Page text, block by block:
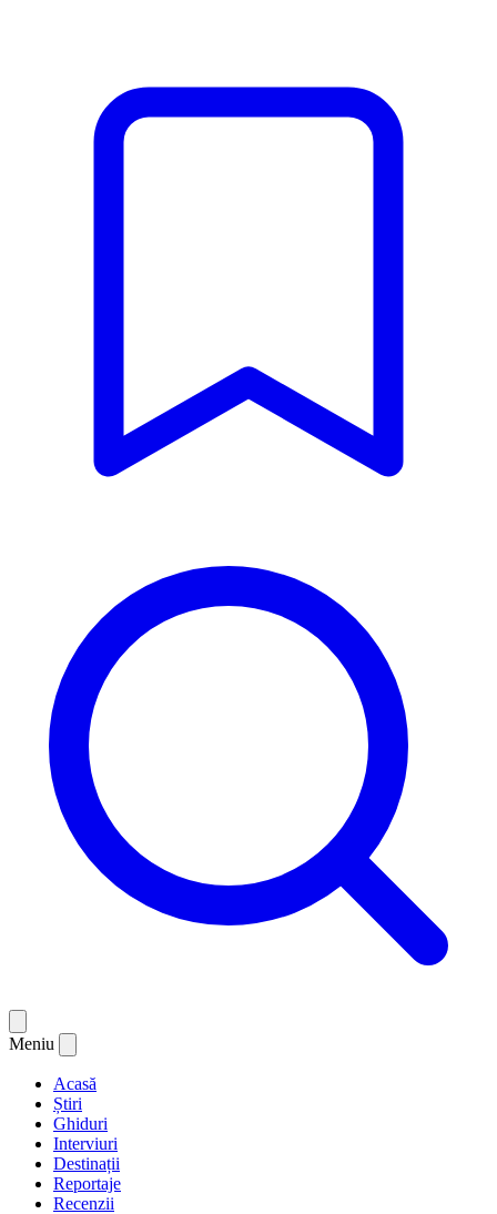
Meniu
Acasă
Știri
Ghiduri
Interviuri
Destinații
Reportaje
Recenzii